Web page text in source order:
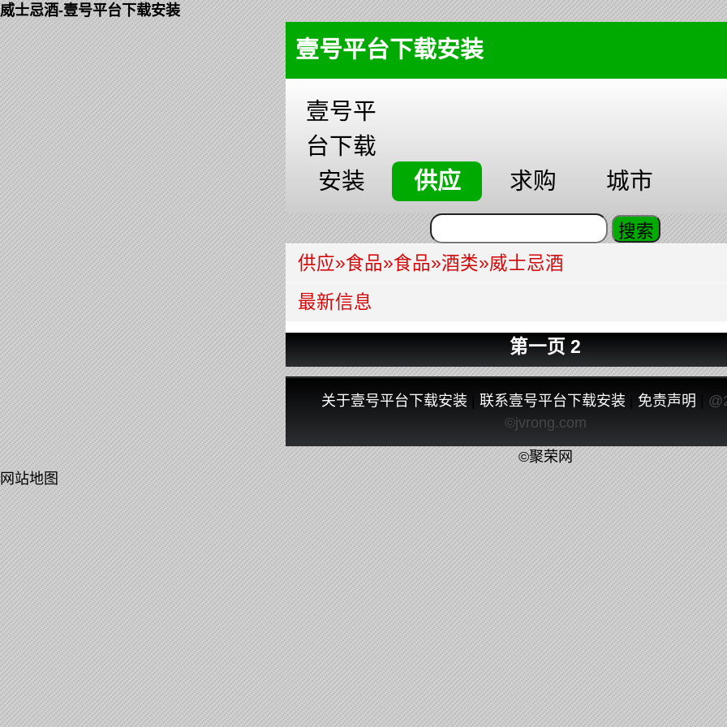
威士忌酒-壹号平台下载安装
壹号平台下载安装
壹号平
台下载
安装
供应 求购 城市
供应»食品»食品»酒类»威士忌酒
最新信息
第一页 2
关于壹号平台下载安装 联系壹号平台下载安装 免责声明
©jvrong.com
©聚荣网
网站地图